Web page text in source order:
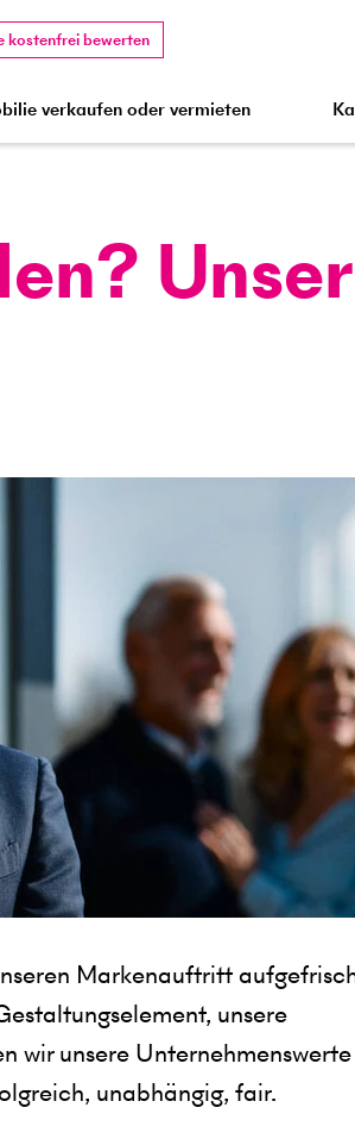
kostenfrei bewerten
verkaufen oder vermieten
Markenauftritt
unsere
wir unsere Unternehmenswerte
unabhängig, fair.